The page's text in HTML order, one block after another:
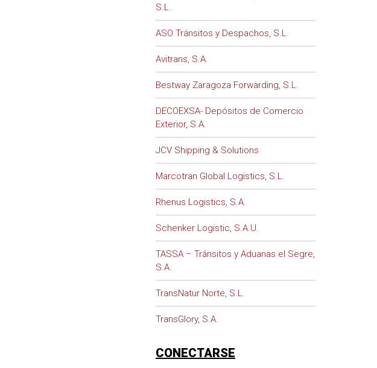
S.L.
ASO Tránsitos y Despachos, S.L.
Avitrans, S.A.
Bestway Zaragoza Forwarding, S.L.
DECOEXSA- Depósitos de Comercio
Exterior, S.A.
JCV Shipping & Solutions
Marcotran Global Logistics, S.L.
Rhenus Logistics, S.A.
Schenker Logistic, S.A.U.
TASSA – Tránsitos y Aduanas el Segre,
S.A.
TransNatur Norte, S.L.
TransGlory, S.A.
CONECTARSE